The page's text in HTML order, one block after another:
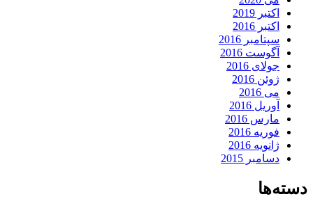
اکتبر 2019
اکتبر 2016
سپتامبر 2016
آگوست 2016
جولای 2016
ژوئن 2016
می 2016
آوریل 2016
مارس 2016
فوریه 2016
ژانویه 2016
دسامبر 2015
دسته‌ها